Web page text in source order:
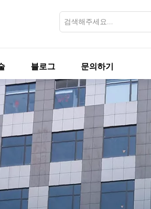
블로그 문의하기